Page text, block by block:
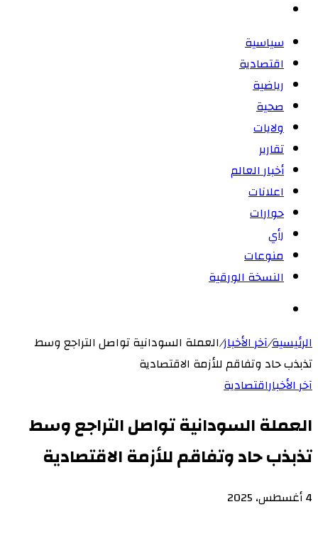
سياسية
اقتصادية
رياضية
صحية
ولايات
تقارير
أخبار العالم
اعلانات
حوارات
رأي
منوعات
النسخة الورقية
الرئيسية/آخر الأخبار/العملة السودانية تواصل التراجع وسط
تذبذب حاد وتفاقم للأزمة الاقتصادية
آخر الأخباراقتصادية
العملة السودانية تواصل التراجع وسط
تذبذب حاد وتفاقم للأزمة الاقتصادية
4 أغسطس، 2025